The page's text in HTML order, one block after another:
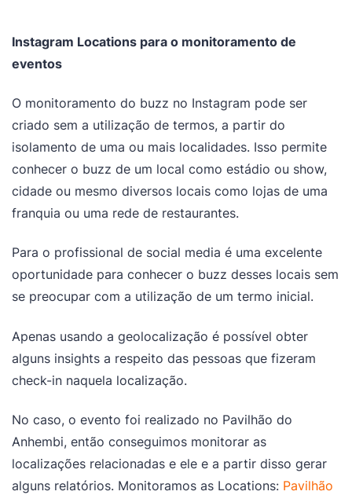
Instagram Locations para o monitoramento de
eventos
O monitoramento do buzz no Instagram pode ser
criado sem a utilização de termos, a partir do
isolamento de uma ou mais localidades. Isso permite
conhecer o buzz de um local como estádio ou show,
cidade ou mesmo diversos locais como lojas de uma
franquia ou uma rede de restaurantes.
Para o profissional de social media é uma excelente
oportunidade para conhecer o buzz desses locais sem
se preocupar com a utilização de um termo inicial.
Apenas usando a geolocalização é possível obter
alguns insights a respeito das pessoas que fizeram
check-in naquela localização.
No caso, o evento foi realizado no Pavilhão do
Anhembi, então conseguimos monitorar as
localizações relacionadas e ele e a partir disso gerar
alguns relatórios. Monitoramos as Locations: Pavilhão